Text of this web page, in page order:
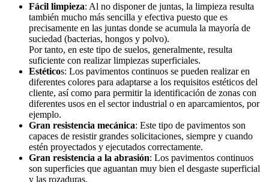
Fácil limpieza: Al no disponer de juntas, la limpieza resulta
también mucho más sencilla y efectiva puesto que es
precisamente en las juntas donde se acumula la mayoría de
suciedad (bacterias, hongos y polvo).
Por tanto, en este tipo de suelos, generalmente, resulta
suficiente con realizar limpiezas superficiales.
Estéticos: Los pavimentos continuos se pueden realizar en
diferentes colores para adaptarse a los requisitos estéticos del
cliente, así como para permitir la identificación de zonas con
diferentes usos en el sector industrial o en aparcamientos, por
ejemplo.
Gran resistencia mecánica: Este tipo de pavimentos son
capaces de resistir grandes solicitaciones, siempre y cuando
estén proyectados y ejecutados correctamente.
Gran resistencia a la abrasión: Los pavimentos continuos
son superficies que aguantan muy bien el desgaste superficial
y las rozaduras.